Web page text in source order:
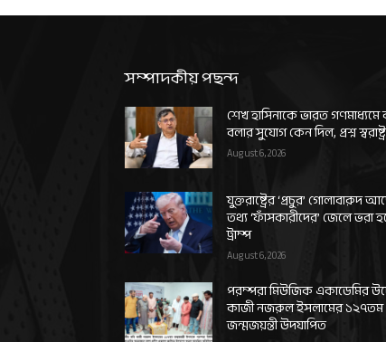
সম্পাদকীয় পছন্দ
শেখ হাসিনাকে ভারত
বলার সুযোগ কেন দিল, প্রশ্ন
August 6, 2026
যুক্তরাষ্ট্রের ‘প্রচুর’ গোলাবারুদ
তথ্য ‘ফাঁসকারীদের’ জেলে ভরা
ট্রাম্প
August 6, 2026
পরম্পরা মিউজিক একাডেমির
কাজী নজরুল ইসলামের ১২৭তম
জন্মজয়ন্তী উদযাপিত